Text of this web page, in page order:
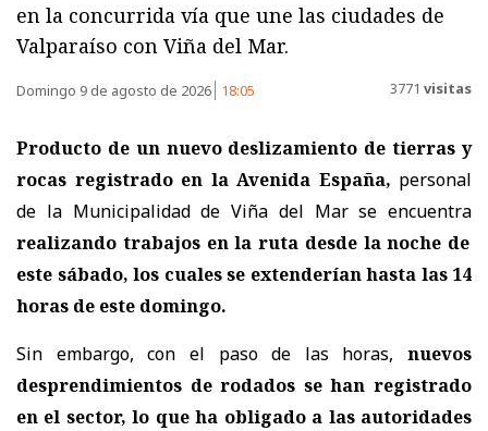
en la concurrida vía que une las ciudades de
Valparaíso con Viña del Mar.
Domingo 9 de agosto de 2026 18:05 3771 visitas
Producto de un nuevo deslizamiento de tierras y
rocas registrado en la Avenida España, personal
de la Municipalidad de Viña del Mar se encuentra
realizando trabajos en la ruta desde la noche de
este sábado, los cuales se extenderían hasta las 14
horas de este domingo.
Sin embargo, con el paso de las horas, nuevos
desprendimientos de rodados se han registrado
en el sector, lo que ha obligado a las autoridades